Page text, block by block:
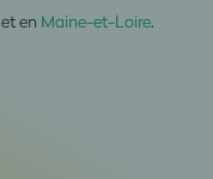
et en Maine-et-Loire.